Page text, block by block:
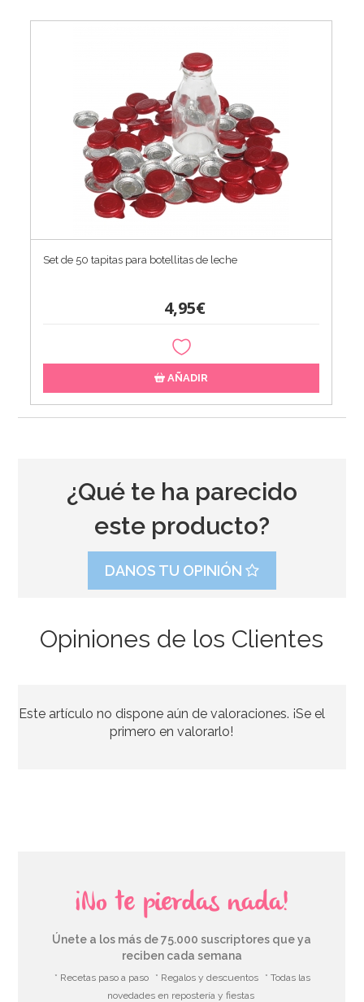
Set de 50 tapitas para botellitas de leche
4,95€
AÑADIR
3,50€
¿Qué te ha parecido
este producto?
DANOS TU OPINIÓN
Opiniones de los Clientes
Este artículo no dispone aún de valoraciones. ¡Se el
primero en valorarlo!
¡No te pierdas nada!
Únete a los más de 75.000 suscriptores que ya
reciben cada semana
* Recetas paso a paso * Regalos y descuentos
* Todas las
novedades en repostería y fiestas